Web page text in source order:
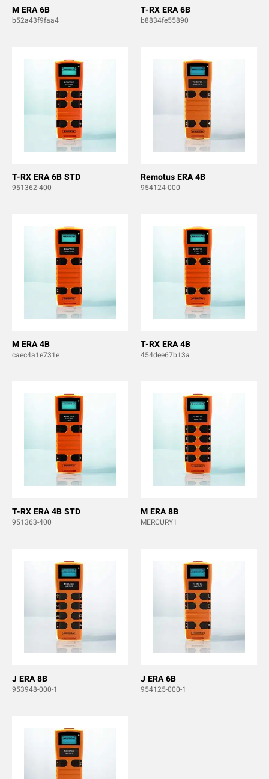
M ERA 6B
b52a43f9faa4
T-RX ERA 6B
b8834fe55890
T-RX ERA 6B STD
951362-400
Remotus ERA 4B
954124-000
M ERA 4B
caec4a1e731e
T-RX ERA 4B
454dee67b13a
T-RX ERA 4B STD
951363-400
M ERA 8B
MERCURY1
J ERA 8B
953948-000-1
J ERA 6B
954125-000-1